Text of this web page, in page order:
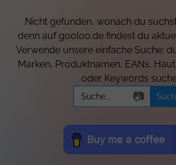
Nicht gefunden, wonach du
denn auf gooloo.de findest du
Verwende unsere einfache Suche:
Marken, Produktnamen, EANs,
oder Keywords
Search
for:
📷